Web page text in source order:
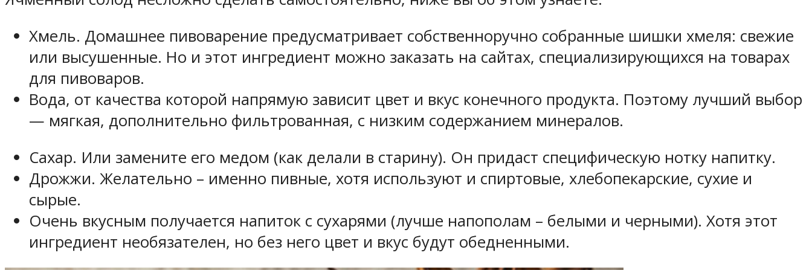
Хмель. Домашнее пивоварение предусматривает собственноручно собранные шишки хмеля: свежие
или высушенные. Но и этот ингредиент можно заказать на сайтах, специализирующихся на товарах
для пивоваров.
Вода, от качества которой напрямую зависит цвет и вкус конечного продукта. Поэтому лучший выбор
— мягкая, дополнительно фильтрованная, с низким содержанием минералов.
Сахар. Или замените его медом (как делали в старину). Он придаст специфическую нотку напитку.
Дрожжи. Желательно – именно пивные, хотя используют и спиртовые, хлебопекарские, сухие и
сырые.
Очень вкусным получается напиток с сухарями (лучше напополам – белыми и черными). Хотя этот
ингредиент необязателен, но без него цвет и вкус будут обедненными.